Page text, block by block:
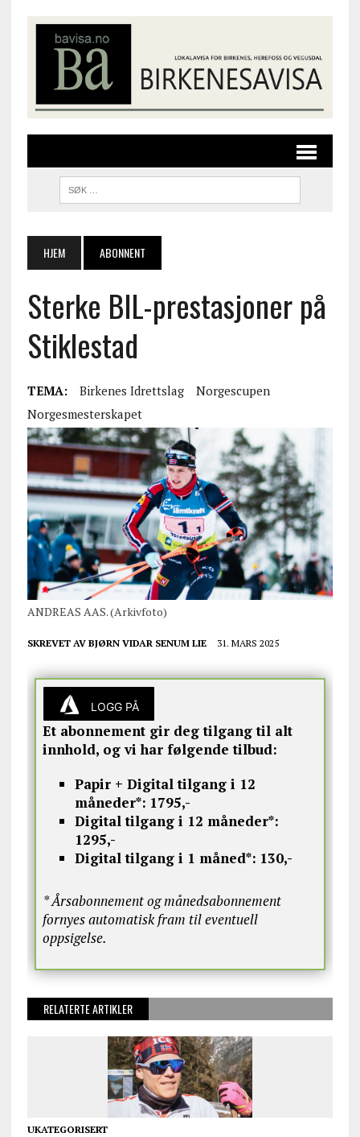
HJEM ABONNENT
Sterke BIL-prestasjoner på
Stiklestad
TEMA: Birkenes Idrettslag
Norgescupen
Norgesmesterskapet
ANDREAS AAS. (Arkivfoto)
SKREVET AV BJØRN VIDAR SENUM LIE 31. MARS 2025
LOGG PÅ
Et abonnement gir deg tilgang til alt
innhold, og vi har følgende tilbud:
Papir + Digital tilgang i 12
måneder*: 1795,-
Digital tilgang i 12 måneder*:
1295,-
Digital tilgang i 1 måned*: 130,-
* Årsabonnement og månedsabonnement
fornyes automatisk fram til eventuell
oppsigelse.
RELATERTE ARTIKLER
UKATEGORISERT